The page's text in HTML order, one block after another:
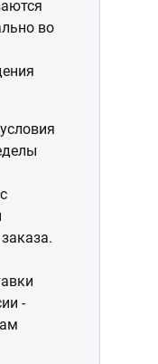
во
-